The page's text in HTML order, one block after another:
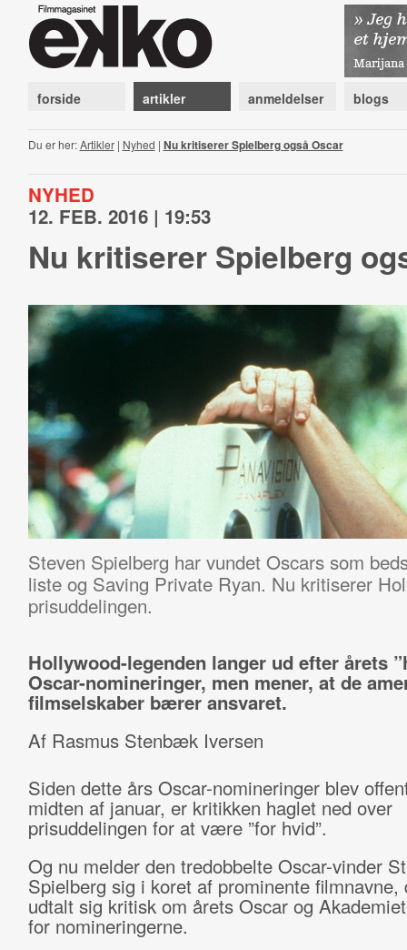
forside artikler anmeldelser blogs
Du er her:Artikler| Nyhed | Nu kritiserer Spielberg også Oscar
NYHED
12. FEB. 2016 | 19:53
Nu kritiserer Spielberg
Steven Spielberg har vundet Oscars som
liste og Saving Private Ryan. Nu kritiserer
prisuddelingen.
Hollywood-legenden langer ud efter årets
Oscar-nomineringer, men mener, at de
filmselskaber bærer ansvaret.
Af Rasmus Stenbæk Iversen
Siden dette års Oscar-nomineringer blev
midten af januar, er kritikken haglet ned over
prisuddelingen for at være ”for hvid”.
Og nu melder den tredobbelte Oscar-vinder
Spielberg sig i koret af prominente filmnavne,
udtalt sig kritisk om årets Oscar og
for nomineringerne.